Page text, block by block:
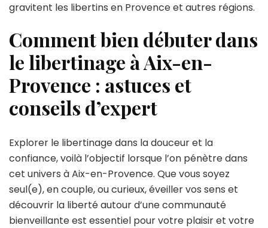
gravitent les libertins en Provence et autres régions.
Comment bien débuter dans
le libertinage à Aix-en-
Provence : astuces et
conseils d’expert
Explorer le libertinage dans la douceur et la
confiance, voilà l’objectif lorsque l’on pénètre dans
cet univers à Aix-en-Provence. Que vous soyez
seul(e), en couple, ou curieux, éveiller vos sens et
découvrir la liberté autour d’une communauté
bienveillante est essentiel pour votre plaisir et votre